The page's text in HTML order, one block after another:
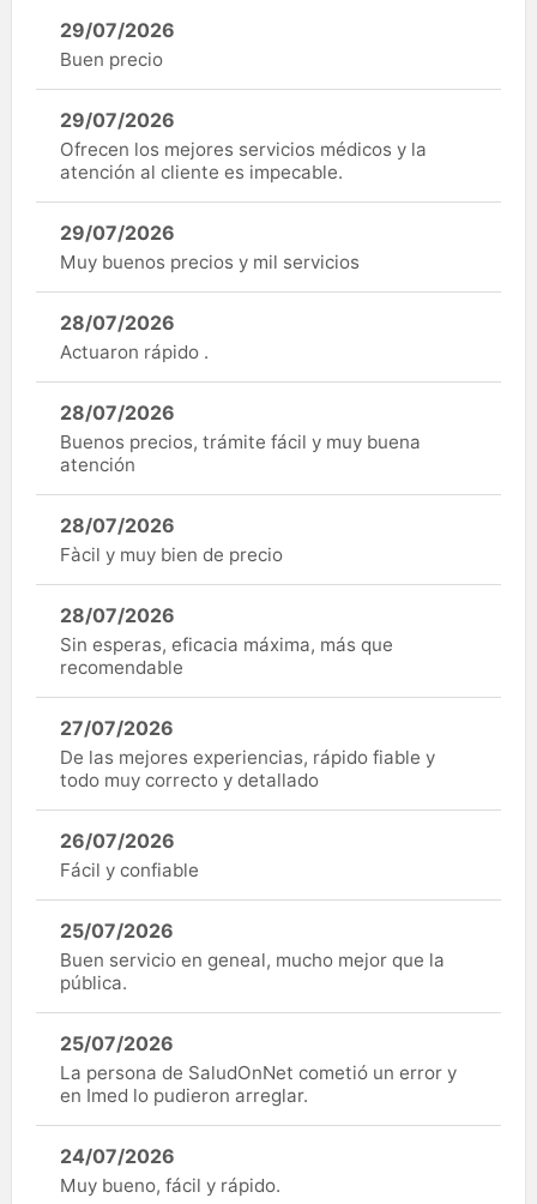
29/07/2026
Buen precio
29/07/2026
Ofrecen los mejores servicios médicos y la
atención al cliente es impecable.
29/07/2026
Muy buenos precios y mil servicios
28/07/2026
Actuaron rápido .
28/07/2026
Buenos precios, trámite fácil y muy buena
atención
28/07/2026
Fàcil y muy bien de precio
28/07/2026
Sin esperas, eficacia máxima, más que
recomendable
27/07/2026
De las mejores experiencias, rápido fiable y
todo muy correcto y detallado
26/07/2026
Fácil y confiable
25/07/2026
Buen servicio en geneal, mucho mejor que la
pública.
25/07/2026
La persona de SaludOnNet cometió un error y
en Imed lo pudieron arreglar.
24/07/2026
Muy bueno, fácil y rápido.